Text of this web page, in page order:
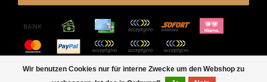
Wir benutzen Cookies nur für interne Zwecke um den Webshop zu